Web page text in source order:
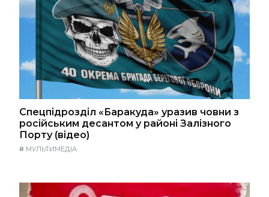
Спецпідрозділ «Баракуда» уразив човни з
російським десантом у районі Залізного
Порту (відео)
# МУЛЬТИМЕДІА